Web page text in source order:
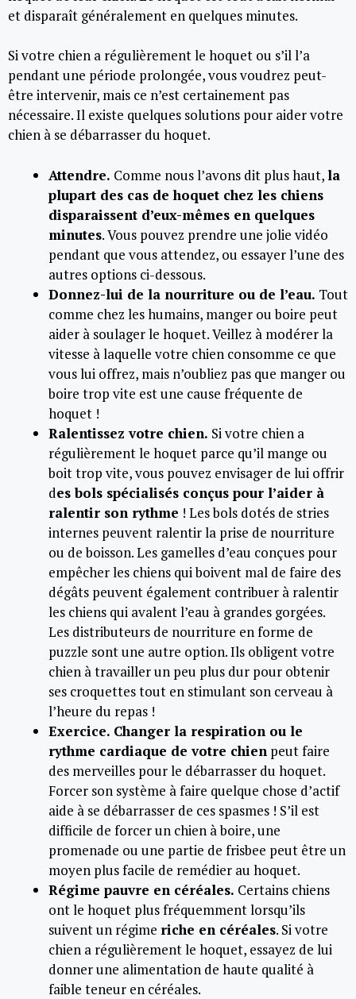
et disparaît généralement en quelques minutes.
Si votre chien a régulièrement le hoquet ou s’il l’a
pendant une période prolongée, vous voudrez peut-
être intervenir, mais ce n’est certainement pas
nécessaire. Il existe quelques solutions pour aider votre
chien à se débarrasser du hoquet.
Attendre. Comme nous l’avons dit plus haut,la
plupart des cas de hoquet chez les chiens
disparaissent d’eux-mêmes en quelques
minutes. Vous pouvez prendre une jolie vidéo
pendant que vous attendez, ou essayer l’une des
autres options ci-dessous.
Donnez-lui de la nourriture ou de l’eau. Tout
comme chez les humains, manger ou boire peut
aider à soulager le hoquet. Veillez à modérer la
vitesse à laquelle votre chien consomme ce que
vous lui offrez, mais n’oubliez pas que manger ou
boire trop vite est une cause fréquente de
hoquet !
Ralentissez votre chien. Si votre chien a
régulièrement le hoquet parce qu’il mange ou
boit trop vite, vous pouvez envisager de lui offrir
des bols spécialisés conçus pour l’aider à
ralentir son rythme ! Les bols dotés de stries
internes peuvent ralentir la prise de nourriture
ou de boisson. Les gamelles d’eau conçues pour
empêcher les chiens qui boivent mal de faire des
dégâts peuvent également contribuer à ralentir
les chiens qui avalent l’eau à grandes gorgées.
Les distributeurs de nourriture en forme de
puzzle sont une autre option. Ils obligent votre
chien à travailler un peu plus dur pour obtenir
ses croquettes tout en stimulant son cerveau à
l’heure du repas !
Exercice. Changer la respiration ou le
rythme cardiaque de votre chien peut faire
des merveilles pour le débarrasser du hoquet.
Forcer son système à faire quelque chose d’actif
aide à se débarrasser de ces spasmes ! S’il est
difficile de forcer un chien à boire, une
promenade ou une partie de frisbee peut être un
moyen plus facile de remédier au hoquet.
Régime pauvre en céréales. Certains chiens
ont le hoquet plus fréquemment lorsqu’ils
suivent un régime riche en céréales. Si votre
chien a régulièrement le hoquet, essayez de lui
donner une alimentation de haute qualité à
faible teneur en céréales.